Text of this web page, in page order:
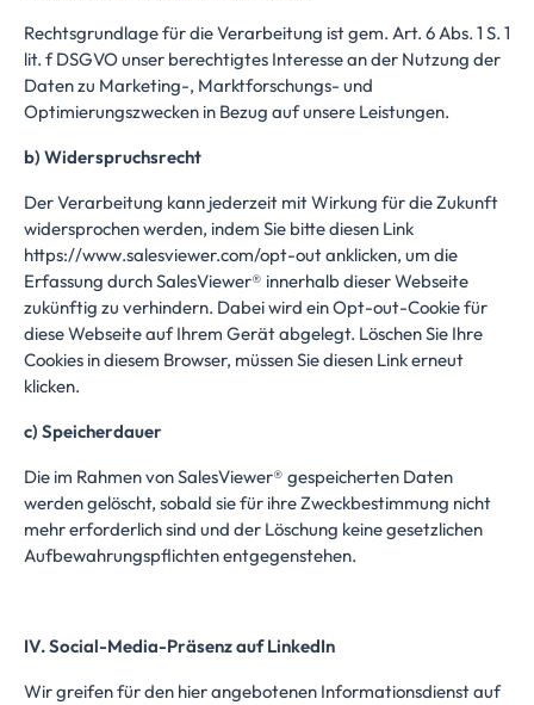
Rechtsgrundlage für die Verarbeitung ist gem. Art. 6 Abs. 1 S. 1
lit. f DSGVO unser berechtigtes Interesse an der Nutzung der
Daten zu Marketing-, Marktforschungs- und
Optimierungszwecken in Bezug auf unsere Leistungen.
b) Widerspruchsrecht
Der Verarbeitung kann jederzeit mit Wirkung für die Zukunft
widersprochen werden, indem Sie bitte diesen Link
https://www.salesviewer.com/opt-outanklicken, um die
Erfassung durch SalesViewer® innerhalb dieser Webseite
zukünftig zu verhindern. Dabei wird ein Opt-out-Cookie für
diese Webseite auf Ihrem Gerät abgelegt. Löschen Sie Ihre
Cookies in diesem Browser, müssen Sie diesen Link erneut
klicken.
c) Speicherdauer
Die im Rahmen von SalesViewer® gespeicherten Daten
werden gelöscht, sobald sie für ihre Zweckbestimmung nicht
mehr erforderlich sind und der Löschung keine gesetzlichen
Aufbewahrungspflichten entgegenstehen.
IV. Social-Media-Präsenz auf LinkedIn
Wir greifen für den hier angebotenen Informationsdienst auf